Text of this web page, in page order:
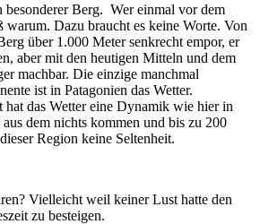
besonderer Berg. Wer einmal vor dem
warum. Dazu braucht es keine Worte. Von
über 1.000 Meter senkrecht empor, er
aber mit den heutigen Mitteln und dem
machbar. Die einzige manchmal
ist in Patagonien das Wetter.
das Wetter eine Dynamik wie hier in
dem nichts kommen und bis zu 200
Region keine Seltenheit.
Vielleicht weil keiner Lust hatte den
zu besteigen.